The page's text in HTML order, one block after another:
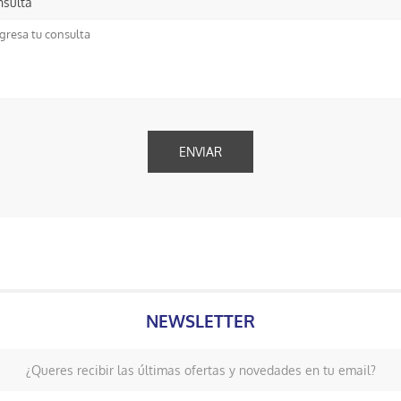
NEWSLETTER
¿Queres recibir las últimas ofertas y novedades en tu email?